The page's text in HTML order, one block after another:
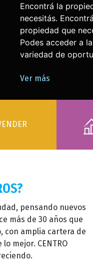
la propiedad que
Encontrá la
que necesitas.
acceder a la mejor
de oportunidades.
pensando nuevos
más de 30 años que
con amplia cartera de
mejor. CENTRO